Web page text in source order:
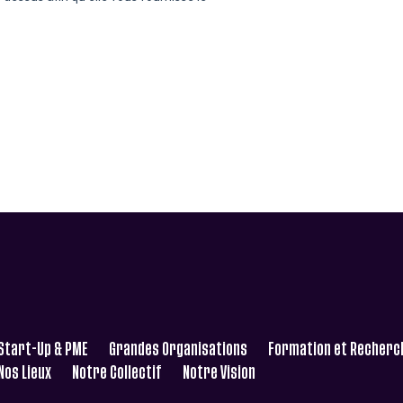
Up & PME Grandes Organisations
Formation et
Lieux
Notre Collectif Notre Vision